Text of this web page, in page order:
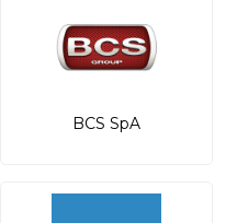
BCS SpA